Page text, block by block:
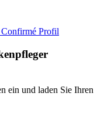
Profil
ein und laden Sie Ihren